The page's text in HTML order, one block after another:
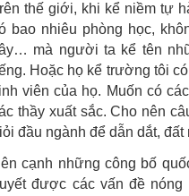
thế giới, khi kể niềm tự
bao nhiêu phòng học,
mà người ta kể tên
Hoặc họ kể trường tôi
viên của họ. Muốn có
thầy xuất sắc. Cho nên
đầu ngành để dẫn dắt,
cạnh những công bố
được các vấn đề